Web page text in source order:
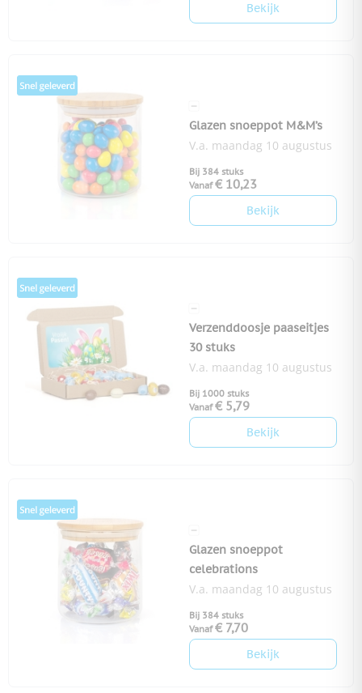
Bekijk
Glazen snoeppot M&M’s
V.a. maandag 10 augustus
Bij 384 stuks
Vanaf € 10,23
Bekijk
Verzenddoosje paaseitjes
30 stuks
V.a. maandag 10 augustus
Bij 1000 stuks
Vanaf € 5,79
Bekijk
Glazen snoeppot
celebrations
V.a. maandag 10 augustus
Bij 384 stuks
Vanaf € 7,70
Bekijk